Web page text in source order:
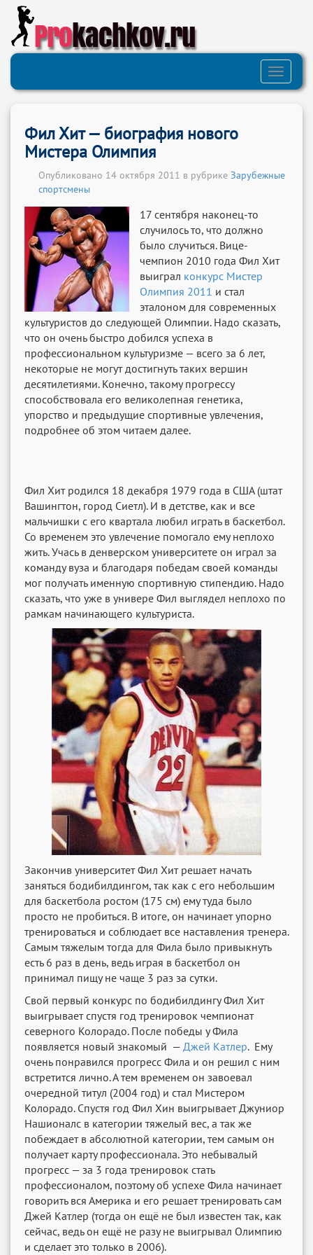
Prokachkov.ru
Toggle
Фил Хит — биография нового
Мистера Олимпия
Опубликовано 14 октября 2011 в рубрике Зарубежные
спортсмены
17 сентября наконец-то
случилось то, что должно
было случиться. Вице-
чемпион 2010 года Фил Хит
выиграл конкурс Мистер
Олимпия 2011 и стал
эталоном для современных
культуристов до следующей Олимпии. Надо сказать,
что он очень быстро добился успеха в
профессиональном культуризме — всего за 6 лет,
некоторые не могут достигнуть таких вершин
десятилетиями. Конечно, такому прогрессу
способствовала его великолепная генетика,
упорство и предыдущие спортивные увлечения,
подробнее об этом читаем далее.
Фил Хит родился 18 декабря 1979 года в США (штат
Вашингтон, город Сиетл). И в детстве, как и все
мальчишки с его квартала любил играть в баскетбол.
Со временем это увлечение помогало ему неплохо
жить. Учась в денверском университете он играл за
команду вуза и благодаря победам своей команды
мог получать именную спортивную стипендию. Надо
сказать, что уже в универе Фил выглядел неплохо по
рамкам начинающего культуриста.
Закончив университет Фил Хит решает начать
заняться бодибилдингом, так как с его небольшим
для баскетбола ростом (175 см) ему туда было
просто не пробиться. В итоге, он начинает упорно
тренироваться и соблюдает все наставления тренера.
Самым тяжелым тогда для Фила было привыкнуть
есть 6 раз в день, ведь играя в баскетбол он
принимал пищу не чаще 3 раз за сутки.
Свой первый конкурс по бодибилдингу Фил Хит
выигрывает спустя год тренировок чемпионат
северного Колорадо. После победы у Фила
появляется новый знакомый — Джей Катлер. Ему
очень понравился прогресс Фила и он решил с ним
встретится лично. А тем временем он завоевал
очередной титул (2004 год) и стал Мистером
Колорадо. Спустя год Фил Хин выигрывает Джуниор
Нашионалс в категории тяжелый вес, а так же
побеждает в абсолютной категории, тем самым он
получает карту профессионала. Это небывалый
прогресс — за 3 года тренировок стать
профессионалом, поэтому об успехе Фила начинает
говорить вся Америка и его решает тренировать сам
Джей Катлер (тогда он ещё не был известен так, как
сейчас, ведь он ещё не разу не выигрывал Олимпию
и сделает это только в 2006).